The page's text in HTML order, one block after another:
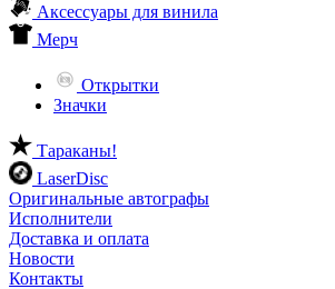
Аксессуары для винила
Мерч
Открытки
Значки
Тараканы!
LaserDisc
Оригинальные автографы
Исполнители
Доставка и оплата
Новости
Контакты